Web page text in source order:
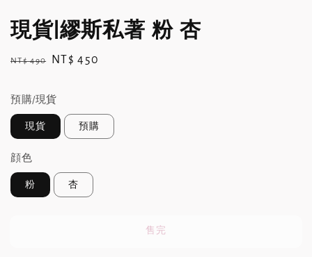
現貨|繆斯私著 粉 杏
Regular
NT$ 490
Sale
NT$ 450
預購/現貨
現貨 預購
顔色
粉 杏
售完